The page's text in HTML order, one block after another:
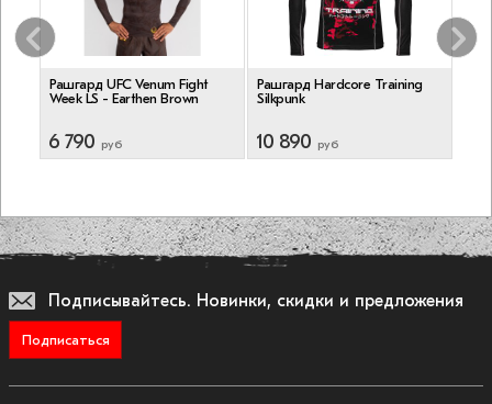
Рашгард UFC Venum Fight
Week LS - Earthen Brown
6 790 руб
Рашгард Hardcore Training
Silkpunk
10 890 руб
Подписывайтесь. Новинки, скидки и предложения
Подписаться